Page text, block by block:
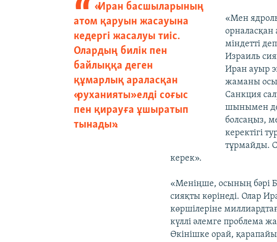
«Иран басшыларының
атом қаруын жасауына
кедергі жасалуы тиіс.
Олардың билік пен
байлыққа деген
құмарлық араласқан
«руханияты» елді соғыс
пен қирауға ұшыратып
тынады».
«Мен
міндетті
Израиль
Иран ауыр
жаманы осы
Санкция
шынымен де
болсаңыз,
керектігі
тұрмайды.
керек».
«Меніңше, осының бәрі
сияқты көрінеді. Олар
көршілеріне
күллі әлемге проблема
Өкінішке орай,